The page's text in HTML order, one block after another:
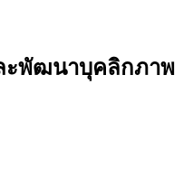
ะพัฒนาบุคลิกภาพ